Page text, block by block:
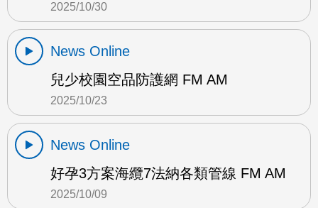
2025/10/30
News Online
兒少校園空品防護網 FM AM
2025/10/23
News Online
好孕3方案海纜7法納各類管線 FM AM
2025/10/09